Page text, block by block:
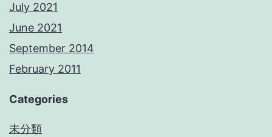
July 2021
June 2021
September 2014
February 2011
Categories
未分類